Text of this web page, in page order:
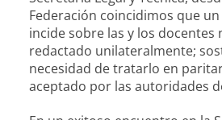
Federación coincidimos que
incide sobre las y los docentes
redactado unilateralmente;
necesidad de tratarlo en
aceptado por las autoridades